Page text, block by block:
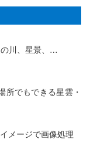
川、星景、…
所でもできる星雲・
メージで画像処理